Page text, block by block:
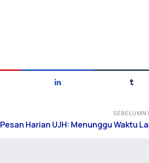
Pesan Harian UJH: Menunggu Waktu